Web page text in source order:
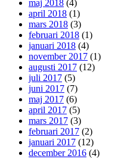
maj 2018 (4)
april 2018 (1)
mars 2018 (3)
februari 2018 (1)
januari 2018 (4)
november 2017 (1)
augusti 2017 (12)
juli 2017 (5)
juni 2017 (7)
maj 2017 (6)
april 2017 (5)
mars 2017 (3)
februari 2017 (2)
januari 2017 (12)
december 2016 (4)